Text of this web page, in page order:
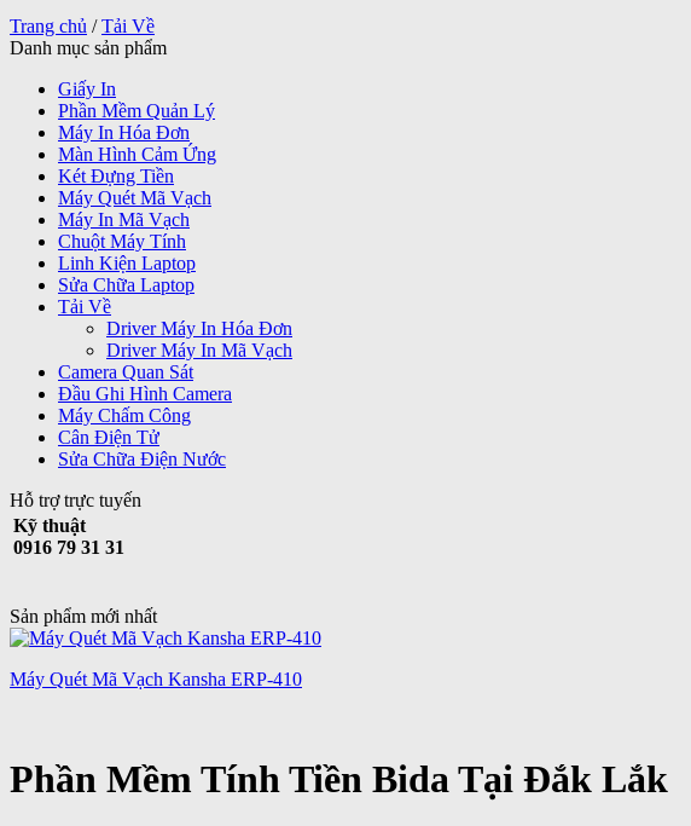
Trang chủ / Tải Về
Danh mục sản phẩm
Giấy In
Phần Mềm Quản Lý
Máy In Hóa Đơn
Màn Hình Cảm Ứng
Két Đựng Tiền
Máy Quét Mã Vạch
Máy In Mã Vạch
Chuột Máy Tính
Linh Kiện Laptop
Sửa Chữa Laptop
Tải Về
Driver Máy In Hóa Đơn
Driver Máy In Mã Vạch
Camera Quan Sát
Đầu Ghi Hình Camera
Máy Chấm Công
Cân Điện Tử
Sửa Chữa Điện Nước
Hỗ trợ trực tuyến
Kỹ thuật
0916 79 31 31
Sản phẩm mới nhất
Máy Quét Mã Vạch Kansha ERP-410
Phần Mềm Tính Tiền Bida Tại Đắk Lắk